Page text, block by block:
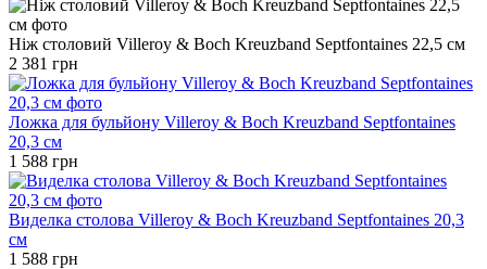
Ніж столовий Villeroy & Boch Kreuzband Septfontaines 22,5 см
2 381 грн
Ложка для бульйону Villeroy & Boch Kreuzband Septfontaines
20,3 см
1 588 грн
Виделка столова Villeroy & Boch Kreuzband Septfontaines 20,3
см
1 588 грн